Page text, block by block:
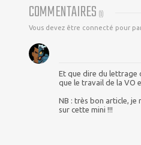
COMMENTAIRES (1)
Vous devez être connecté pour
Et que dire du lettrage
que le travail de la VO
NB : très bon article,
sur cette mini !!!